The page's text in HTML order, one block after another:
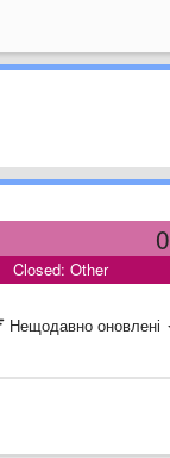
0
Closed: Other
Нещодавно оновлені